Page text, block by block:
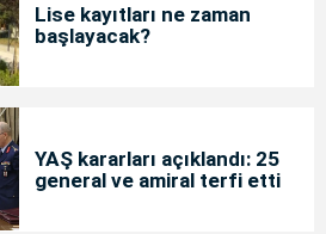
Lise kayıtları ne zaman
başlayacak?
YAŞ kararları açıklandı: 25
general ve amiral terfi etti